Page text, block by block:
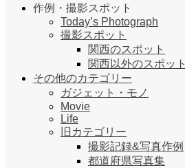
作例・撮影スポット
Today’s Photograph
撮影スポット
関西のスポット
関西以外のスポット
その他のカテゴリー
ガジェット・モノ
Movie
Life
旧カテゴリー
撮影記録&写真作例
都道府県写真集